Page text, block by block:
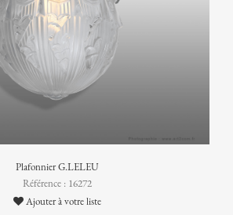
Plafonnier G.LELEU
Référence : 16272
Ajouter à votre liste